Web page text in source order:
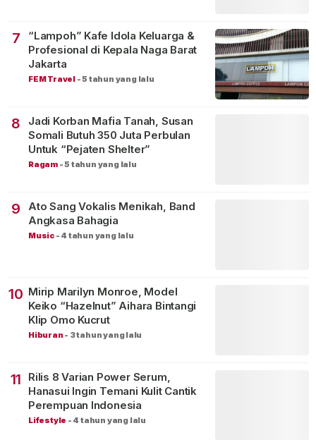
7
“Lampoh” Kafe Idola Keluarga &
Profesional di Kepala Naga Barat
Jakarta
FEM Travel -5 tahun yang lalu
8
Jadi Korban Mafia Tanah, Susan
Somali Butuh 350 Juta Perbulan
Untuk “Pejaten Shelter”
Ragam -5 tahun yang lalu
9
Ato Sang Vokalis Menikah, Band
Angkasa Bahagia
Music - 4 tahun yang lalu
10 Mirip Marilyn Monroe, Model
Keiko “Hazelnut” Aihara Bintangi
Klip Omo Kucrut
Hiburan - 3 tahun yang lalu
11
Rilis 8 Varian Power Serum,
Hanasui Ingin Temani Kulit Cantik
Perempuan Indonesia
Lifestyle - 4 tahun yang lalu